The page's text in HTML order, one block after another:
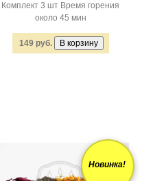
Комплект 3 шт Время горения
около 45 мин
149 руб.
Новинка!